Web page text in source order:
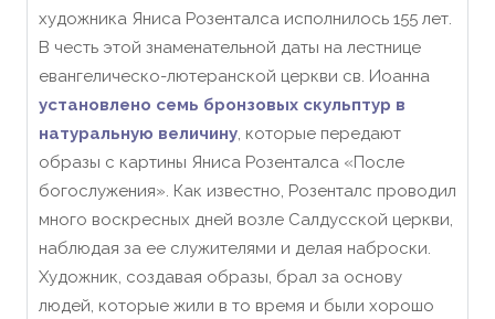
художника Яниса Розенталса исполнилось 155 лет.
В честь этой знаменательной даты на лестнице
евангелическо-лютеранской церкви св. Иоанна
установлено семь бронзовых скульптур в
натуральную величину, которые передают
образы с картины Яниса Розенталса «После
богослужения». Как известно, Розенталс проводил
много воскресных дней возле Салдусской церкви,
наблюдая за ее служителями и делая наброски.
Художник, создавая образы, брал за основу
людей, которые жили в то время и были хорошо